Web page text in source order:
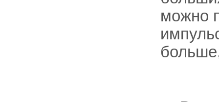
можно